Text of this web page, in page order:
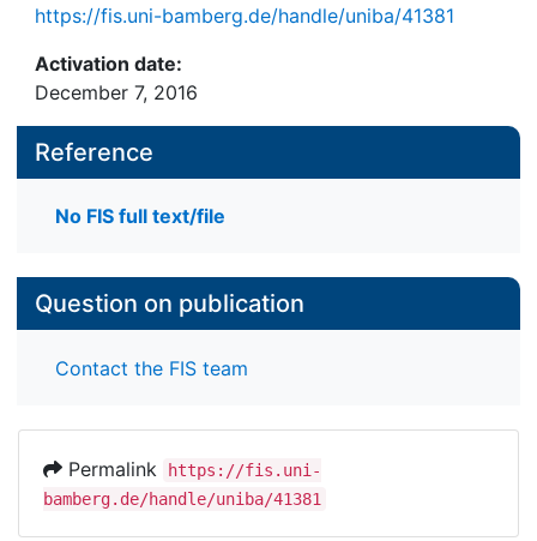
https://fis.uni-bamberg.de/handle/uniba/41381
Activation date:
December 7, 2016
Reference
No FIS full text/file
Question on publication
Contact the FIS team
Permalink
https://fis.uni-
bamberg.de/handle/uniba/41381